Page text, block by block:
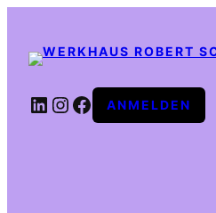
LINKEDIN
INSTAGRAM
FACEBOOK
ANMELDEN